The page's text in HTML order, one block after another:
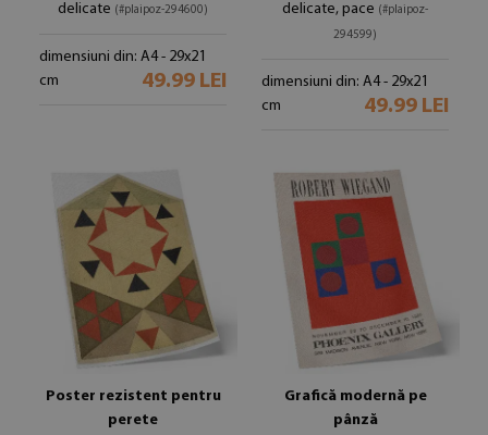
delicate (#plaipoz-294600)
dimensiuni din: A4 - 29x21
cm
49.99 LEI
delicate, pace (#plaipoz-
294599)
dimensiuni din: A4 - 29x21
cm
49.99 LEI
Poster rezistent pentru
perete
Grafică modernă pe
pânză